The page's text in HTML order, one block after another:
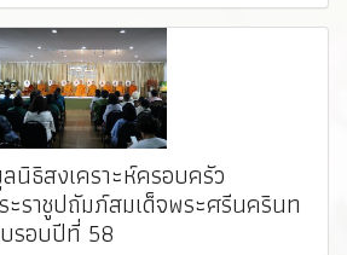
นิธิสงเคราะห์ครอบครัว
ราชูปถัมภ์สมเด็จพระศรีนครินท
รอบปีที่ 58